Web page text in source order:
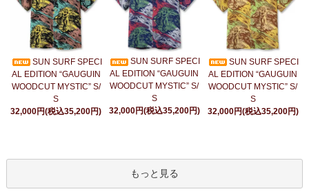
SUN SURF SPECI
AL EDITION “GAUGUIN
WOODCUT MYSTIC” S/
S
32,000円(税込35,200円)
SUN SURF SPECI
AL EDITION “GAUGUIN
WOODCUT MYSTIC” S/
S
32,000円(税込35,200円)
SUN SURF SPECI
AL EDITION “GAUGUIN
WOODCUT MYSTIC” S/
S
32,000円(税込35,200円)
もっと見る